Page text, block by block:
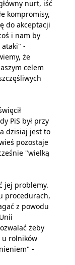
nurt, iść
kompromisy,
do akceptacji
i nam by
ataki" -
że
celem
PiS był przy
dzisiaj jest to
pozostaje
"wielką
jej problemy.
procedurach,
z powodu
żeby
u rolników
-